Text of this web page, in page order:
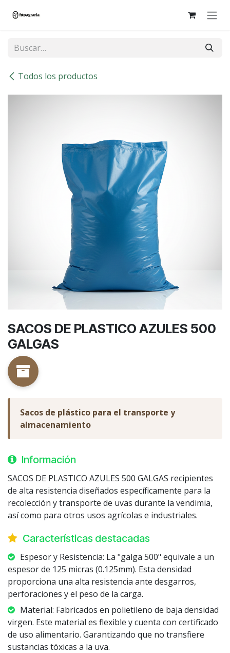
Todos los productos
SACOS DE PLASTICO AZULES 500
GALGAS
Sacos de plástico para el transporte y
almacenamiento
Información
SACOS DE PLASTICO AZULES 500 GALGAS recipientes
de alta resistencia diseñados específicamente para la
recolección y transporte de uvas durante la vendimia,
así como para otros usos agrícolas e industriales.
Características destacadas
Espesor y Resistencia: La "galga 500" equivale a un
espesor de 125 micras (0.125mm). Esta densidad
proporciona una alta resistencia ante desgarros,
perforaciones y el peso de la carga.
Material: Fabricados en polietileno de baja densidad
virgen. Este material es flexible y cuenta con certificado
de uso alimentario. Garantizando que no transfiere
sustancias tóxicas a la uva.